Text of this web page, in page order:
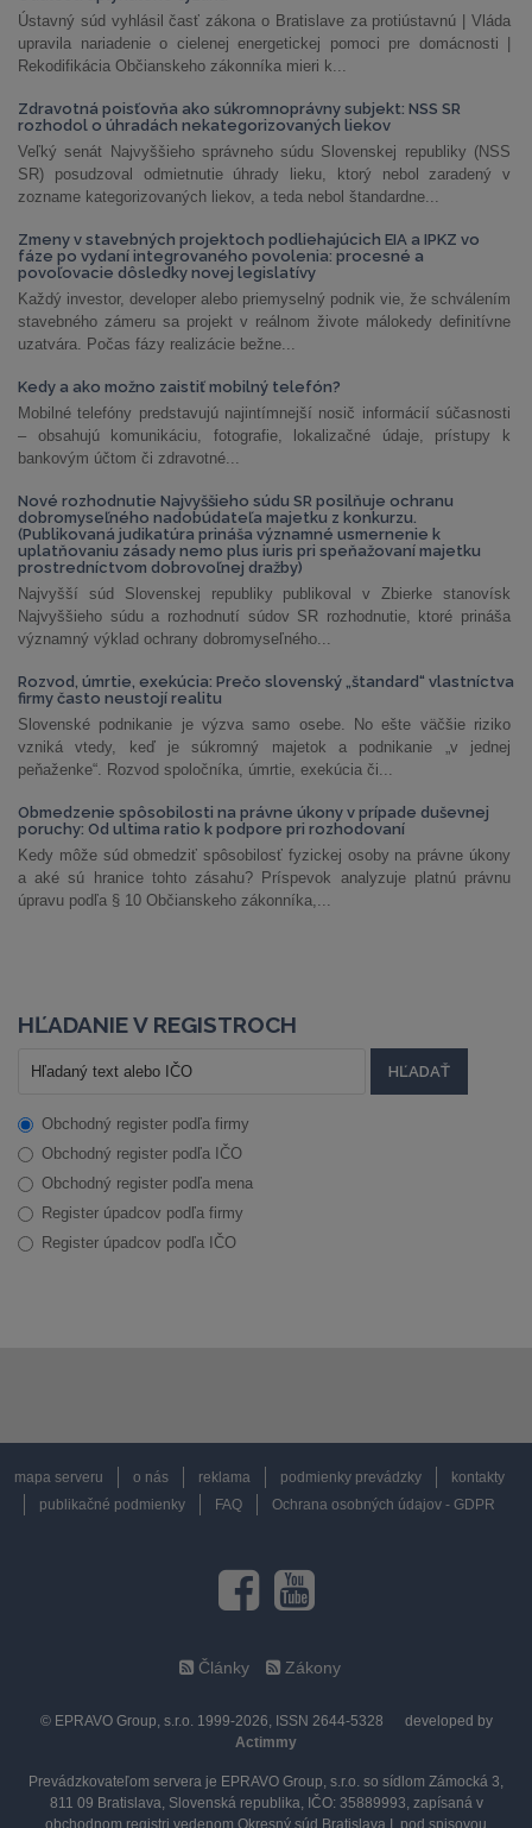
Ústavný súd vyhlásil časť zákona o Bratislave za protiústavnú | Vláda
upravila nariadenie o cielenej energetickej pomoci pre domácnosti |
Rekodifikácia Občianskeho zákonníka mieri k...
Zdravotná poisťovňa ako súkromnoprávny subjekt: NSS SR
rozhodol o úhradách nekategorizovaných liekov
Veľký senát Najvyššieho správneho súdu Slovenskej republiky (NSS
SR) posudzoval odmietnutie úhrady lieku, ktorý nebol zaradený v
zozname kategorizovaných liekov, a teda nebol štandardne...
Zmeny v stavebných projektoch podliehajúcich EIA a IPKZ vo
fáze po vydaní integrovaného povolenia: procesné a
povoľovacie dôsledky novej legislatívy
Každý investor, developer alebo priemyselný podnik vie, že schválením
stavebného zámeru sa projekt v reálnom živote málokedy definitívne
uzatvára. Počas fázy realizácie bežne...
Kedy a ako možno zaistiť mobilný telefón?
Mobilné telefóny predstavujú najintímnejší nosič informácií súčasnosti
– obsahujú komunikáciu, fotografie, lokalizačné údaje, prístupy k
bankovým účtom či zdravotné...
Nové rozhodnutie Najvyššieho súdu SR posilňuje ochranu
dobromyseľného nadobúdateľa majetku z konkurzu.
(Publikovaná judikatúra prináša významné usmernenie k
uplatňovaniu zásady nemo plus iuris pri speňažovaní majetku
prostredníctvom dobrovoľnej dražby)
Najvyšší súd Slovenskej republiky publikoval v Zbierke stanovísk
Najvyššieho súdu a rozhodnutí súdov SR rozhodnutie, ktoré prináša
významný výklad ochrany dobromyseľného...
Rozvod, úmrtie, exekúcia: Prečo slovenský „štandard“ vlastníctva
firmy často neustojí realitu
Slovenské podnikanie je výzva samo osebe. No ešte väčšie riziko
vzniká vtedy, keď je súkromný majetok a podnikanie „v jednej
peňaženke“. Rozvod spoločníka, úmrtie, exekúcia či...
Obmedzenie spôsobilosti na právne úkony v prípade duševnej
poruchy: Od ultima ratio k podpore pri rozhodovaní
Kedy môže súd obmedziť spôsobilosť fyzickej osoby na právne úkony
a aké sú hranice tohto zásahu? Príspevok analyzuje platnú právnu
úpravu podľa § 10 Občianskeho zákonníka,...
HĽADANIE V REGISTROCH
Obchodný register podľa firmy
Obchodný register podľa IČO
Obchodný register podľa mena
Register úpadcov podľa firmy
Register úpadcov podľa IČO
mapa serveru o nás reklama podmienky prevádzky
kontakty
publikačné podmienky
FAQ Ochrana osobných údajov - GDPR
Články Zákony
© EPRAVO Group, s.r.o. 1999-2026, ISSN 2644-5328
developed by
Actimmy
Prevádzkovateľom servera je EPRAVO Group, s.r.o. so sídlom Zámocká 3,
811 09 Bratislava, Slovenská republika, IČO: 35889993, zapísaná v
obchodnom registri vedenom Okresný súd Bratislava I. pod spisovou